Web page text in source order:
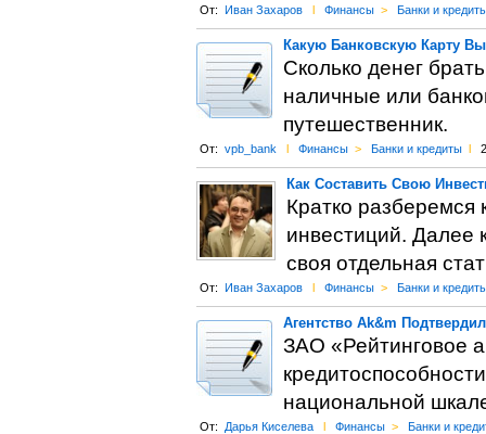
От: Иван Захаров l Финансы > Банки и
Какую Банковскую Карту
Сколько денег
наличные или
путешественник.
От: vpb_bank l Финансы > Банки и кредиты l
Как Составить Свою
Кратко
инвестиций. Далее
своя отдельная
От: Иван Захаров l Финансы > Банки и
Агентство Ak&m
ЗАО «Рейтинговое
национальной
От: Дарья Киселева l Финансы > Банки и